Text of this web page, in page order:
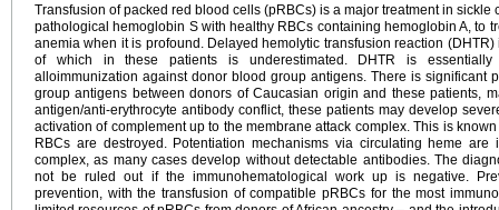
Transfusion of packed red blood cells (pRBCs) is a major treatment in
pathological hemoglobin S with healthy RBCs containing hemoglobin A, to
anemia when it is profound. Delayed hemolytic transfusion reaction
of which in these patients is underestimated. DHTR is essentially
alloimmunization against donor blood group antigens. There is significant
group antigens between donors of Caucasian origin and these patients,
antigen/anti-erythrocyte antibody conflict, these patients may develop
activation of complement up to the membrane attack complex. This is
RBCs are destroyed. Potentiation mechanisms via circulating heme are
complex, as many cases develop without detectable antibodies. The
not be ruled out if the immunohematological work up is negative.
prevention, with the transfusion of compatible pRBCs for the most